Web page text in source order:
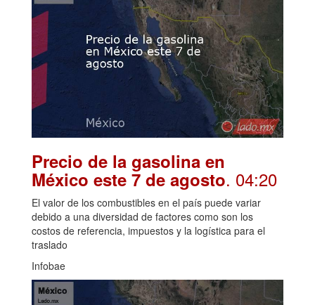
Precio de la gasolina en
México este 7 de agosto. 04:20
El valor de los combustibles en el país puede variar
debido a una diversidad de factores como son los
costos de referencia, impuestos y la logística para el
traslado
Infobae